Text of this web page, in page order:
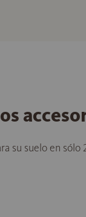
su suelo en sólo